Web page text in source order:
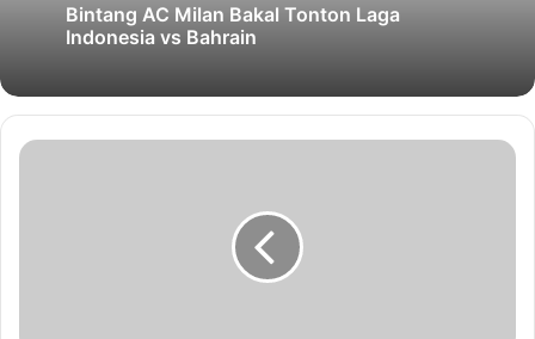
Bintang AC Milan Bakal Tonton Laga
Indonesia vs Bahrain